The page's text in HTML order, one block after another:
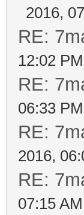
2016,
RE:
12:02 PM
RE:
06:33 PM
RE:
2016,
RE:
07:15 AM